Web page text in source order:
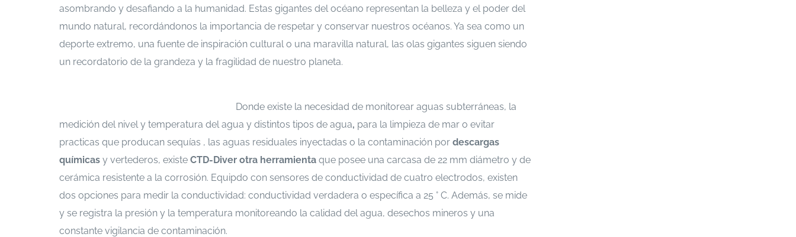
asombrando y desafiando a la humanidad. Estas gigantes del océano representan la belleza y el poder del
mundo natural, recordándonos la importancia de respetar y conservar nuestros océanos. Ya sea como un
deporte extremo, una fuente de inspiración cultural o una maravilla natural, las olas gigantes siguen siendo
un recordatorio de la grandeza y la fragilidad de nuestro planeta.
Donde existe la necesidad de monitorear aguas subterráneas, la
medición del nivel y temperatura del agua y distintos tipos de agua, para la limpieza de mar o evitar
practicas que producan sequías , las aguas residuales inyectadas o la contaminación por descargas
químicas y vertederos, existe CTD-Diver otra herramienta que posee una carcasa de 22 mm diámetro y de
cerámica resistente a la corrosión. Equipdo con sensores de conductividad de cuatro electrodos, existen
dos opciones para medir la conductividad: conductividad verdadera o específica a 25 ° C. Además, se mide
y se registra la presión y la temperatura monitoreando la calidad del agua, desechos mineros y una
constante vigilancia de contaminación.